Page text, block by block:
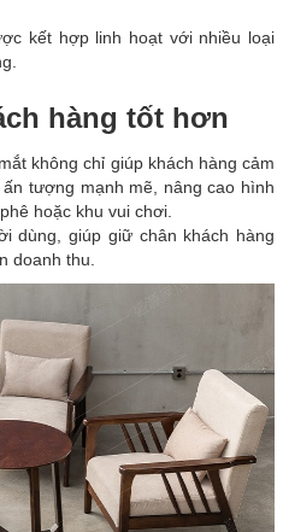
kết hợp linh hoạt với nhiều loại
hàng tốt hơn
không chỉ giúp khách hàng cảm
tượng mạnh mẽ, nâng cao hình
hoặc khu vui chơi.
dùng, giúp giữ chân khách hàng
doanh thu.